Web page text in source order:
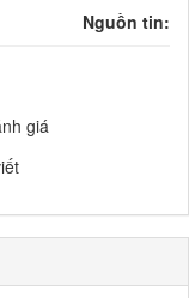
Nguồn tin:
giá